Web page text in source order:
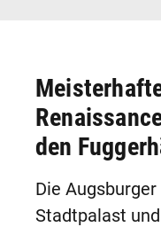
den
Die
Stadtpalast